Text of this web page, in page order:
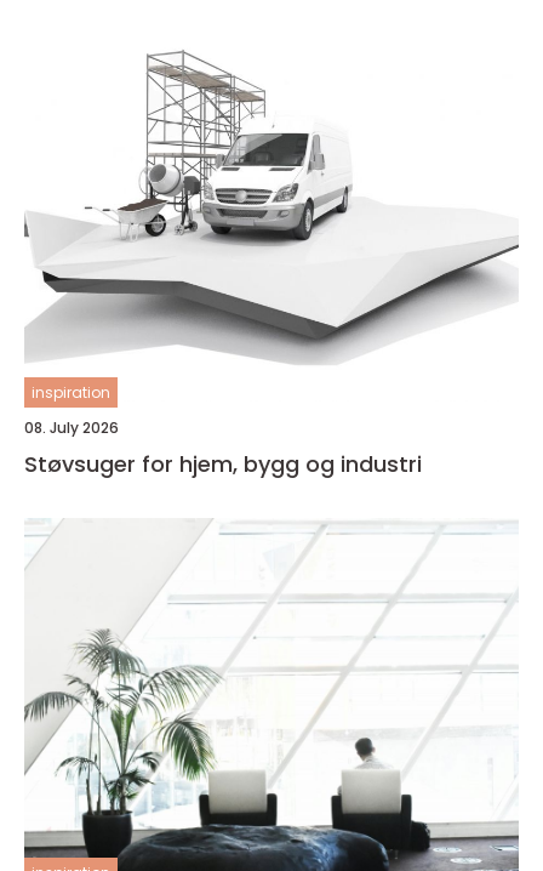
inspiration
08. July 2026
Støvsuger for hjem, bygg og industri